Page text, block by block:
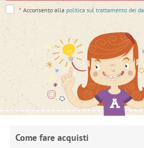
* Acconsento alla politica sul trattamento dei
Come fare acquisti